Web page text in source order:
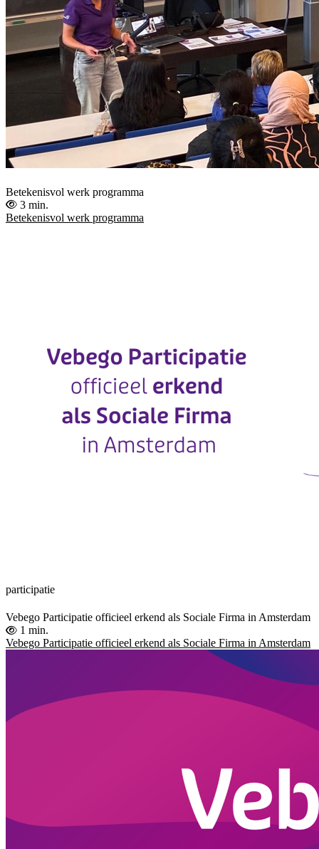
Betekenisvol werk programma
3 min.
Betekenisvol werk programma
participatie
Vebego Participatie officieel erkend als Sociale Firma in Amsterdam
1 min.
Vebego Participatie officieel erkend als Sociale Firma in Amsterdam